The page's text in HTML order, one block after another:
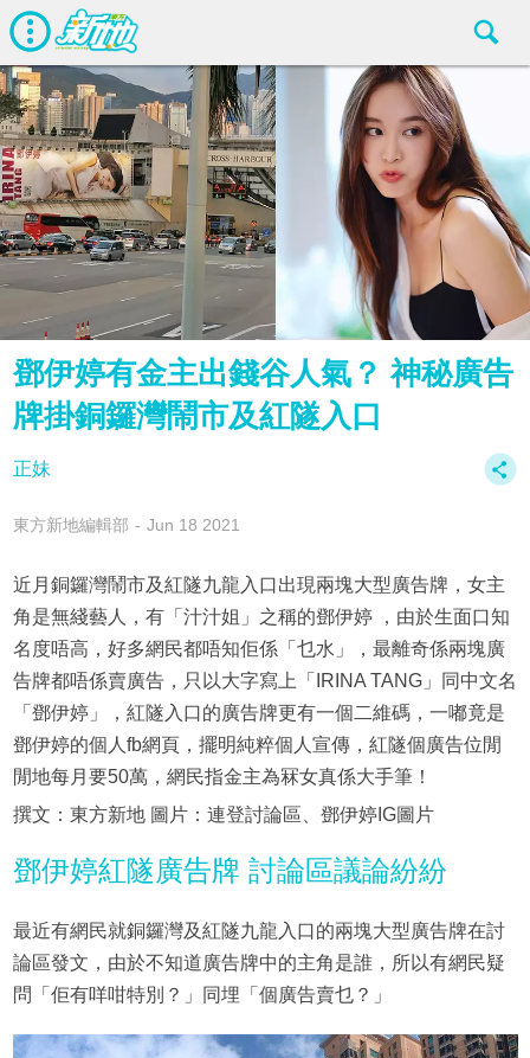
鄧伊婷有金主出錢谷人氣？ 神秘廣告
牌掛銅鑼灣鬧市及紅隧入口
正妹
東方新地編輯部 Jun 18 2021
近月銅鑼灣鬧市及紅隧九龍入口出現兩塊大型廣告牌，女主
角是無綫藝人，有「汁汁姐」之稱的鄧伊婷 ，由於生面口知
名度唔高，好多網民都唔知佢係「乜水」，最離奇係兩塊廣
告牌都唔係賣廣告，只以大字寫上「IRINA TANG」同中文名
「鄧伊婷」，紅隧入口的廣告牌更有一個二維碼，一嘟竟是
鄧伊婷的個人fb網頁，擺明純粹個人宣傳，紅隧個廣告位閒
閒地每月要50萬，網民指金主為冧女真係大手筆！
撰文：東方新地 圖片：連登討論區、鄧伊婷IG圖片
鄧伊婷紅隧廣告牌 討論區議論紛紛
最近有網民就銅鑼灣及紅隧九龍入口的兩塊大型廣告牌在討
論區發文，由於不知道廣告牌中的主角是誰，所以有網民疑
問「佢有咩咁特別？」同埋「個廣告賣乜？」